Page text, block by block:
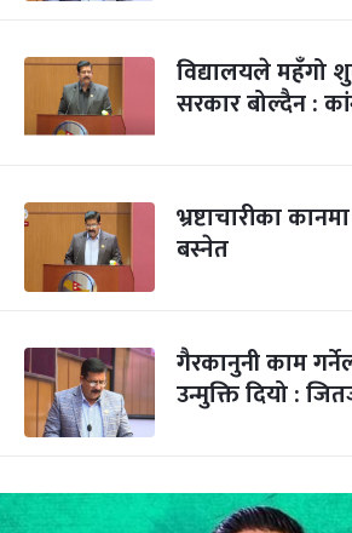
विद्यालयले महँगो
सरकार बोल्दैन :
भ्रष्टाचारीका
बस्नेत
गैरकानुनी काम
उन्मुक्ति दियो :